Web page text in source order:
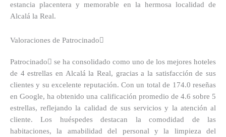
estancia placentera y memorable en la hermosa localidad de
Alcalá la Real.
Valoraciones de Patrocinado
Patrocinado se ha consolidado como uno de los mejores hoteles
de 4 estrellas en Alcalá la Real, gracias a la satisfacción de sus
clientes y su excelente reputación. Con un total de 174.0 reseñas
en Google, ha obtenido una calificación promedio de 4.6 sobre 5
estrellas, reflejando la calidad de sus servicios y la atención al
cliente. Los huéspedes destacan la comodidad de las
habitaciones, la amabilidad del personal y la limpieza del